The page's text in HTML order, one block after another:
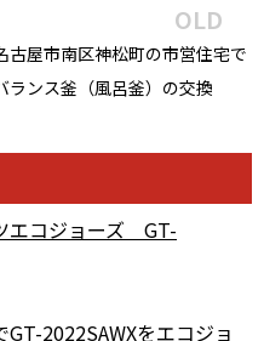
OLD
古屋市南区神松町の市営住宅で
ランス釜（風呂釜）の交換
エコジョーズ GT-
2022SAWXをエコジョ